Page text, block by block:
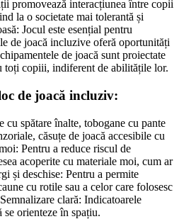
promovează interacțiunea între copii
la o societate mai tolerantă și
Jocul este esențial pentru
de joacă incluzive oferă oportunități
de joacă sunt proiectate
toți copiii, indiferent de abilitățile lor.
de joacă incluziv:
cu spătare înalte, tobogane cu pante
căsuțe de joacă accesibile cu
Pentru a reduce riscul de
acoperite cu materiale moi, cum ar
și deschise: Pentru a permite
cu rotile sau a celor care folosesc
clară: Indicatoarele
orienteze în spațiu.